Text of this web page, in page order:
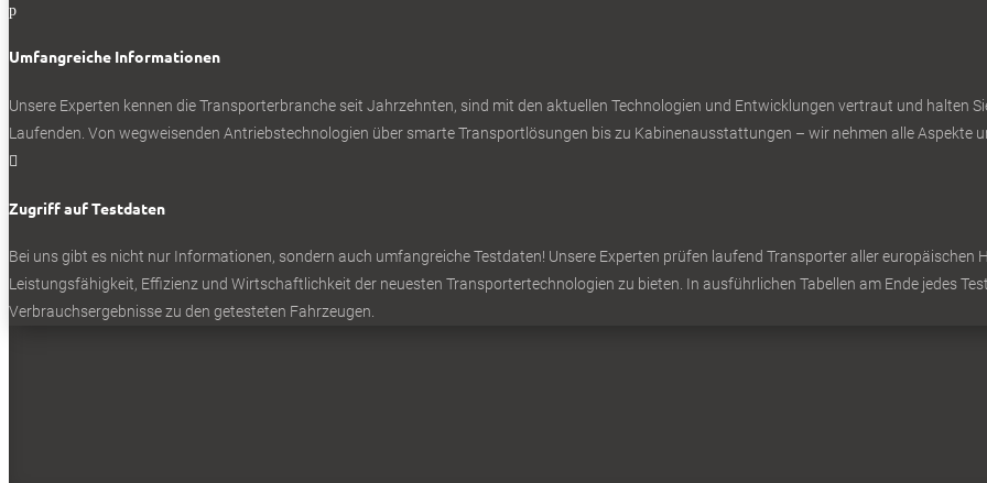
p
Umfangreiche Informationen
Unsere Experten kennen die Transporterbranche seit Jahrzehnten, sind mit den aktuellen Technologien und Entwicklungen vertraut und
Laufenden. Von wegweisenden Antriebstechnologien über smarte Transportlösungen bis zu Kabinenausstattungen – wir nehmen alle Aspekte

Zugriff auf Testdaten
Bei uns gibt es nicht nur Informationen, sondern auch umfangreiche Testdaten! Unsere Experten prüfen laufend Transporter aller europäischen
Leistungsfähigkeit, Effizienz und Wirtschaftlichkeit der neuesten Transportertechnologien zu bieten. In ausführlichen Tabellen am Ende jedes
Verbrauchsergebnisse zu den getesteten Fahrzeugen.